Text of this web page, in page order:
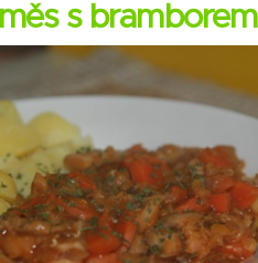
s bramborem